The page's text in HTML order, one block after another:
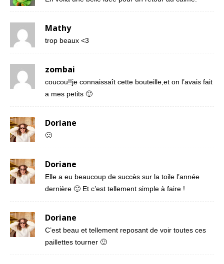
Mathy
trop beaux <3
zombai
coucou!!je connaissaît cette bouteille,et on l’avais fait
a mes petits 🙂
Doriane
🙂
Doriane
Elle a eu beaucoup de succès sur la toile l’année
dernière 🙂 Et c’est tellement simple à faire !
Doriane
C’est beau et tellement reposant de voir toutes ces
paillettes tourner 🙂